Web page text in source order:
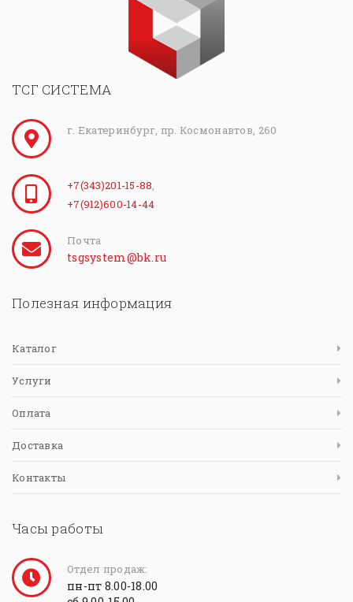
ТСГ СИСТЕМА
г. Екатеринбург, пр. Космонавтов, 260
+7(343)201-15-88
+7(912)600-14-44
Почта
tsgsystem@bk.ru
Полезная информация
Каталог
Услуги
Оплата
Доставка
Контакты
Часы работы
Отдел продаж:
пн-пт 8.00-18.00